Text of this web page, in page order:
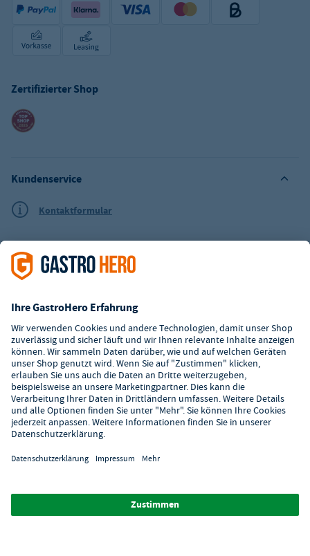
Zertifizierter Shop
Über GastroHero
Digitaler Showroom
Kundenservice
Kontaktformular
Hilfe
Alle Abbildungen ähnlich. Einige Zahlungsarten
könnenZusatzkosten
² Unverbindl. Preisempfehlung des Herstellers
i.H.v. 7,90€ (zzgl. Mwst.)
**Die Tiefpreisgarantie ist nicht mit anderen Aktionen oder